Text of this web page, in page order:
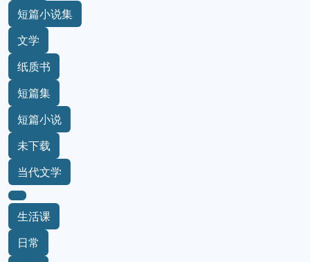
短篇小说集
文学
纸质书
短篇集
短篇小说
未下载
当代文学
生活课
日常